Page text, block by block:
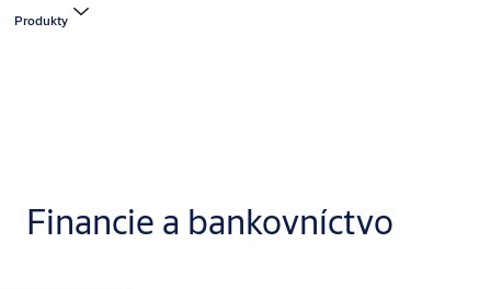
Produkty
Financie a bankovníctvo